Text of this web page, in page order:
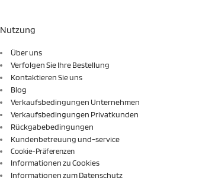
Nutzung
Über uns
Verfolgen Sie Ihre Bestellung
Kontaktieren Sie uns
Blog
Verkaufsbedingungen Unternehmen
Verkaufsbedingungen Privatkunden
Rückgabebedingungen
Kundenbetreuung und-service
Cookie-Präferenzen
Informationen zu Cookies
Informationen zum Datenschutz